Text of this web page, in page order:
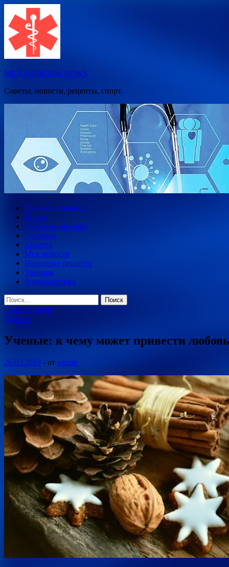
Перейти
содержимому
МЕД-ИНФОРМ-NEWS
Советы, новости, рецепты, спорт.
Главная страница
Диета
Здоровое питание
Здоровье
Красота
Мед новости
Народные рецепты
Травник
Фармацевтика
Найти:
Главное меню
Красота
Ученые: к чему может привести
26.03.2019 - от admin